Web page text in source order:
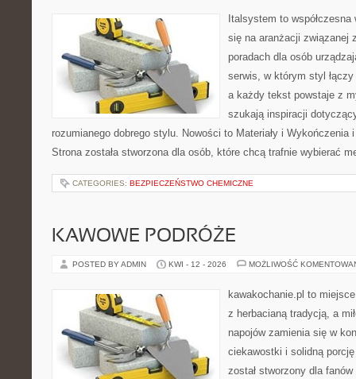
Italsystem to
się na aranżacji związanej
poradach dla osób
serwis, w którym styl
a każdy tekst powstaje z
szukają inspiracji
rozumianego dobrego stylu. Nowości to Materiały i Wykończenia
Strona została stworzona dla osób, które chcą trafnie wybierać
CATEGORIES: BEZPIECZEŃSTWO CHEMICZNE
KAWOWE PODRÓŻE
POSTED BY ADMIN KWI - 12 - 2026 MOŻLIWOŚĆ
kawakochanie.pl to
z herbacianą tradycją, a
napojów zamienia się w
ciekawostki i solidną
został stworzony dla